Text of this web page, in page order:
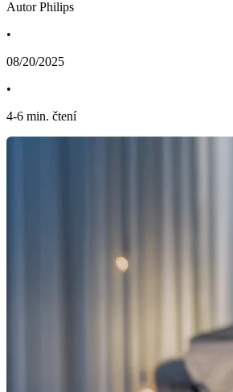
Autor Philips
•
08/20/2025
•
4-6 min. čtení